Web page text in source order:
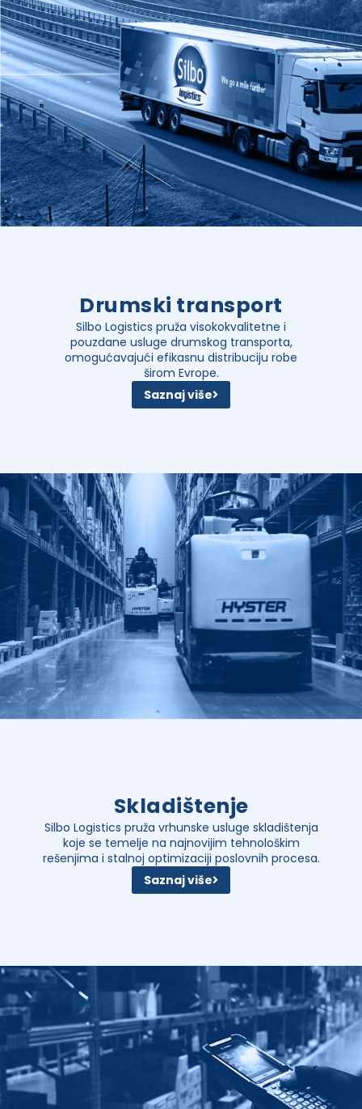
Drumski transport
Silbo Logistics pruža visokokvalitetne i
pouzdane usluge drumskog transporta,
omogućavajući efikasnu distribuciju robe
širom Evrope.
Saznaj više
Skladištenje
Silbo Logistics pruža vrhunske usluge skladištenja
koje se temelje na najnovijim tehnološkim
rešenjima i stalnoj optimizaciji poslovnih procesa.
Saznaj više